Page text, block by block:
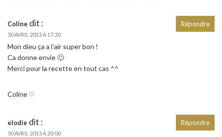
Coline dit :
30 AVRIL 2013 À 17:30
Mon dieu ça a l’air super bon !
Ca donne envie 🙂
Merci pour la recette en tout cas ^^
Coline ♡
Répondre
elodie dit :
30 AVRIL 2013 À 20:00
Répondre